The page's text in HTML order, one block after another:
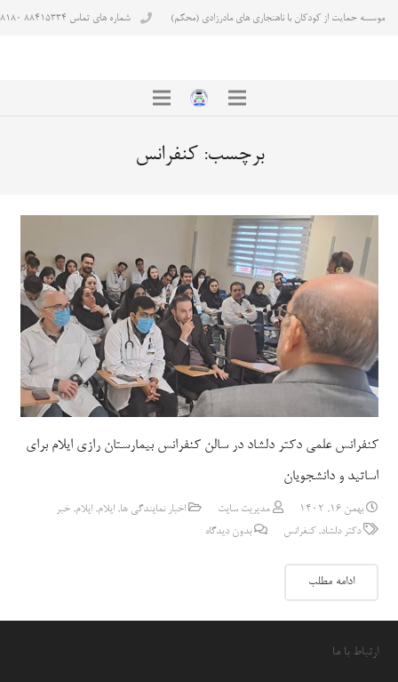
موسسه حمایت از کودکان با ناهنجاری های مادرزادی (محکم) شماره های تماس ۸۸۴۱۵۳۳۴ ۸۸۴۳۸۱۸۰
برچسب:کنفرانس
کنفرانس علمی دکتر دلشاد در سالن کنفرانس بیمارستان رازی ایلام برای
اساتید و دانشجویان
بهمن 16, 1402 مدیریت سایت اخبار نمایندگی ها,ایلام,ایلام,خبر
دکتر دلشاد,کنفرانس بدون دیدگاه
ادامه مطلب
ارتباط با ما